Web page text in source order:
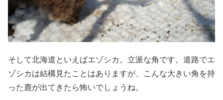
そして北海道といえばエゾシカ。立派な角です。道路でエ
ゾシカは結構見たことはありますが、こんな大きい角を持
った鹿が出てきたら怖いでしょうね。